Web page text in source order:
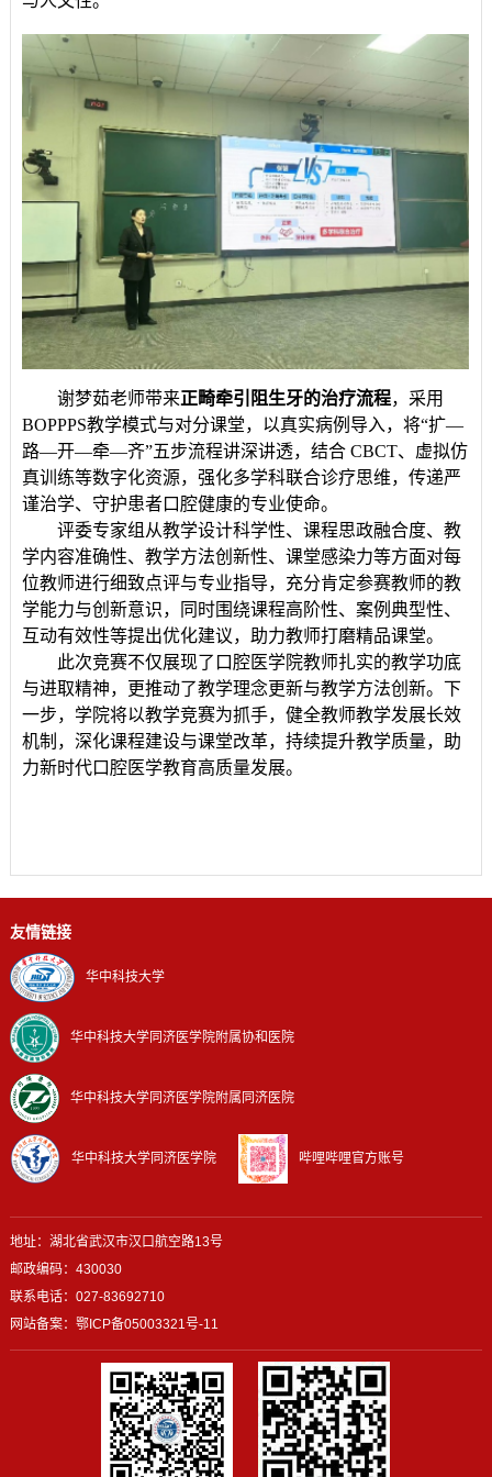
谢梦茹老师带来正畸牵引阻生牙的治疗流程，采用
BOPPPS教学模式与对分课堂，以真实病例导入，将“扩—
路—开—牵—齐”五步流程讲深讲透，结合 CBCT、虚拟仿
真训练等数字化资源，强化多学科联合诊疗思维，传递严
谨治学、守护患者口腔健康的专业使命。
评委专家组从教学设计科学性、课程思政融合度、教
学内容准确性、教学方法创新性、课堂感染力等方面对每
位教师进行细致点评与专业指导，充分肯定参赛教师的教
学能力与创新意识，同时围绕课程高阶性、案例典型性、
互动有效性等提出优化建议，助力教师打磨精品课堂。
此次竞赛不仅展现了口腔医学院教师扎实的教学功底
与进取精神，更推动了教学理念更新与教学方法创新。下
一步，学院将以教学竞赛为抓手，健全教师教学发展长效
机制，深化课程建设与课堂改革，持续提升教学质量，助
力新时代口腔医学教育高质量发展。
友情链接
华中科技大学
华中科技大学同济医学院附属协和医院
华中科技大学同济医学院附属同济医院
华中科技大学同济医学院 哔哩哔哩官方账号
地址：湖北省武汉市汉口航空路13号
邮政编码：430030
联系电话：027-83692710
网站备案： 鄂ICP备05003321号-11